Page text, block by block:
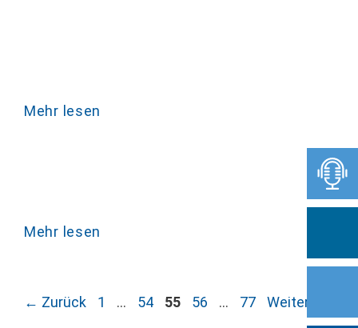
Mehr lesen
Mehr lesen
← Zurück Seite
1 … Seite
54 Seite
55 Seite
56 … Seite
77 Weiter